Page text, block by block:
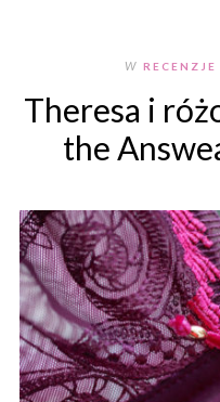
W RECENZJE
Theresa i
the